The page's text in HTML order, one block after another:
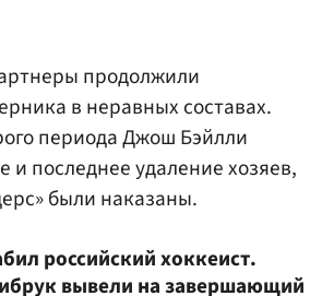
продолжили
в неравных составах.
периода Джош Бэйлли
и последнее удаление хозяев,
были наказаны.
российский хоккеист.
вывели на завершающий